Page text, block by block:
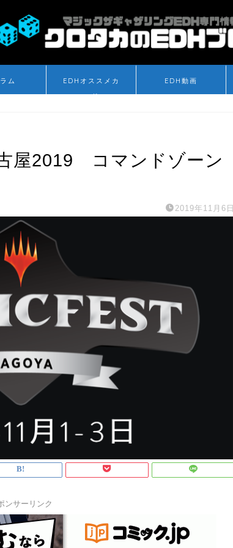
ム
EDHオススメカ
ード
EDH動画
屋2019 コマンドゾーン
2019年11月6日
ンサーリンク